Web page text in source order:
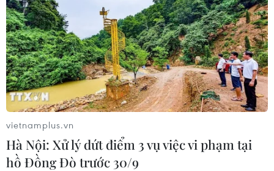
TIN LIÊN QUAN
vietnamplus.vn
Hà Nội: Xử lý dứt điểm 3 vụ việc vi phạm tại
hồ Đồng Đò trước 30/9